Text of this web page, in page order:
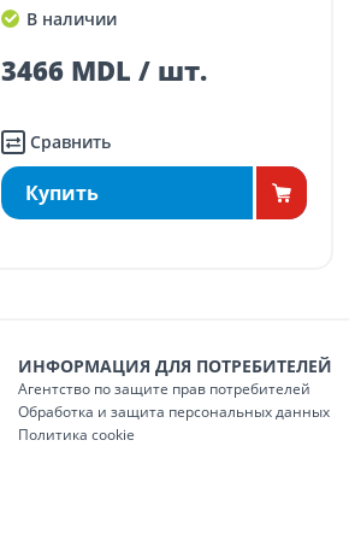
В наличии
15320 MDL / шт.
Сравнить
Купить
ИНФОРМАЦИЯ ДЛЯ ПОТРЕБИТЕЛЕЙ
Агентство по защите прав потребителей
Обработка и защита персональных данных
Политика cookie